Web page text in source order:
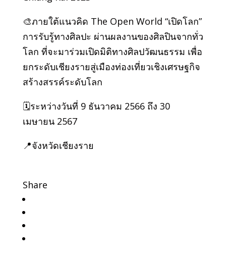
🎨ภายใต้แนวคิด The Open World “เปิดโลก”
การรับรู้ทางศิลปะ ผ่านผลงานของศิลปินจากทั่ว
โลก ที่จะมาร่วมเปิดมิติทางศิลปวัฒนธรรม เพื่อ
ยกระดับเชียงรายสู่เมืองท่องเที่ยวเชิงเศรษฐกิจ
สร้างสรรค์ระดับโลก
🗓️ระหว่างวันที่ 9 ธันวาคม 2566 ถึง 30
เมษายน 2567
📍จังหวัดเชียงราย
Share